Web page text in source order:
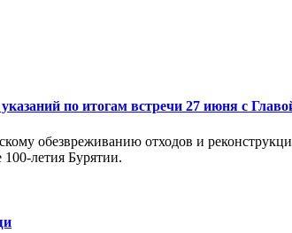
по итогам встречи 27 июня с
обезвреживанию отходов и
летия Бурятии.